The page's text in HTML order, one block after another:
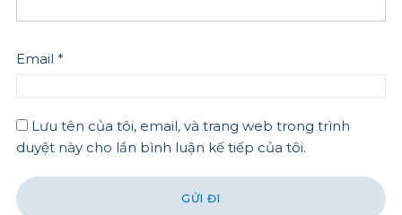
Email *
Lưu tên của tôi, email, và trang web trong trình
duyệt này cho lần bình luận kế tiếp của tôi.